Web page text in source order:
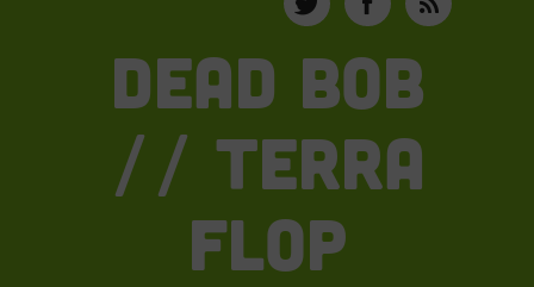
DEAD BOB
// TERRA
FLOP